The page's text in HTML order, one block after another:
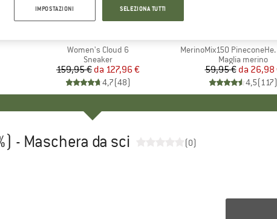
Articolo
Women's Cloud 6
Gruppo di prodotti
Sneaker
Prezzo
159,95 € Prezzo ridotto
da 127,96 €
4,7(48)
Articolo
MerinoMix150 PineconeHe.
Gruppo di
Maglia merino
Prezzo
59,95 € Prezzo
da 26,98
4,5(117)
- Maschera da sci (0)
IMPOSTAZIONI SELEZIONA TUTTI